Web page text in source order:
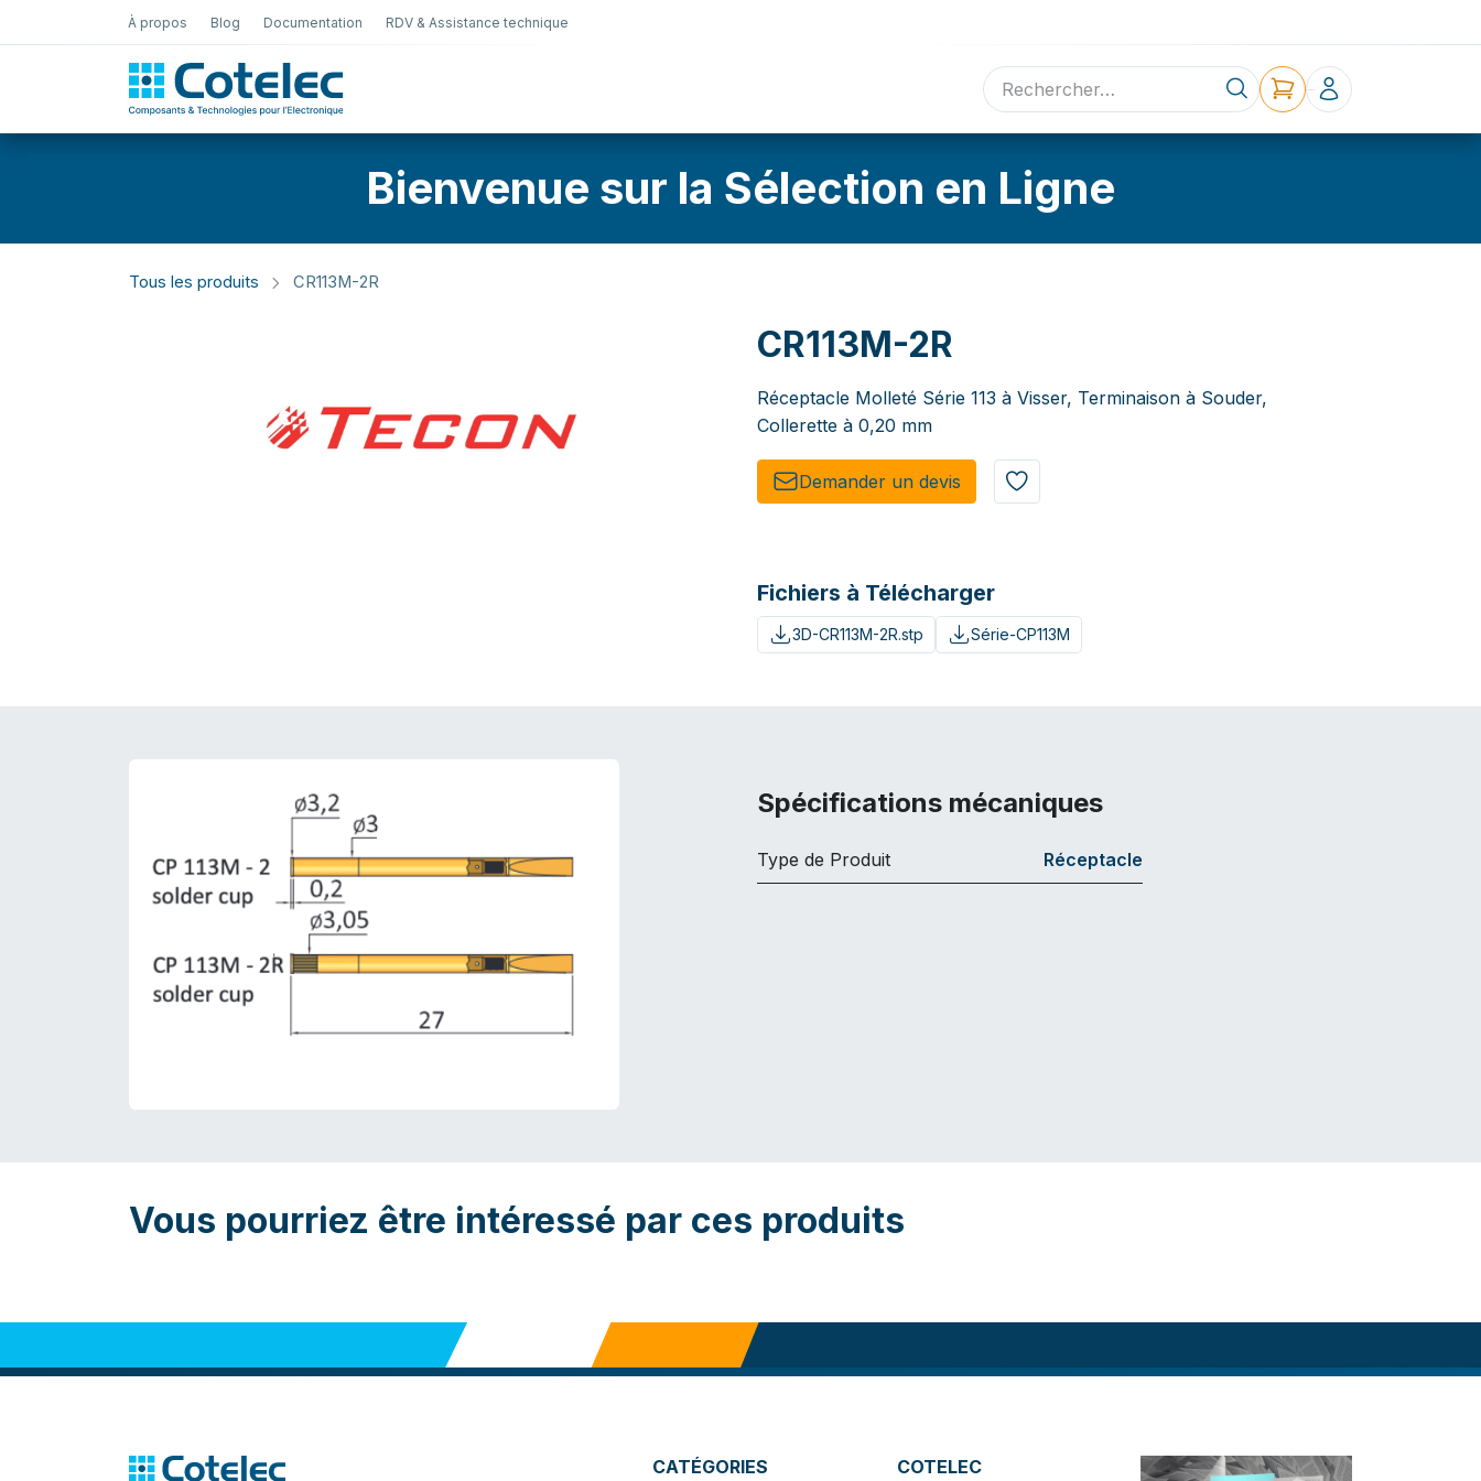
À propos Blog Documentation RDV & Assistance technique
Sélection en ligne Contact
Bienvenue sur la Sélection en Ligne
Tous les produits CR113M-2R
CR113M-2R
Réceptacle Molleté Série 113 à Visser, Terminaison à Souder,
Collerette à 0,20 mm
Demander un de​​vis​​
Fichiers à Télécharger
3D-CR113M-2R.stp Série-CP113M
Spécifications mécaniques
Type de Produit Réceptacle
Vous pourriez être intéressé par ces produits
CATÉGORIES COTELEC